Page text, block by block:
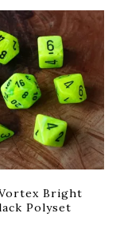
Bright
Polyset